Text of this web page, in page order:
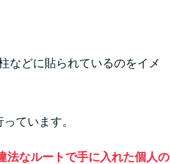
などに貼られているのをイメ
ています。
法なルートで手に入れた個人の